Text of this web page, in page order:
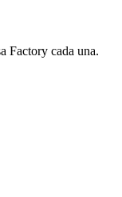
Factory cada una.